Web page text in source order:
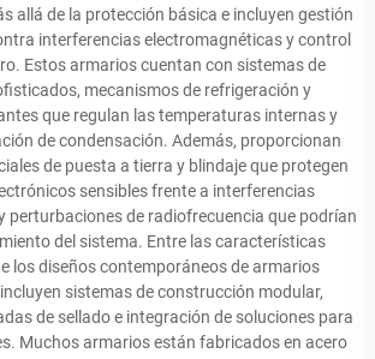
allá de la protección básica e incluyen gestión
interferencias electromagnéticas y control
Estos armarios cuentan con sistemas de
mecanismos de refrigeración y
que regulan las temperaturas internas y
de condensación. Además, proporcionan
de puesta a tierra y blindaje que protegen
sensibles frente a interferencias
perturbaciones de radiofrecuencia que podrían
del sistema. Entre las características
los diseños contemporáneos de armarios
sistemas de construcción modular,
de sellado e integración de soluciones para
Muchos armarios están fabricados en acero